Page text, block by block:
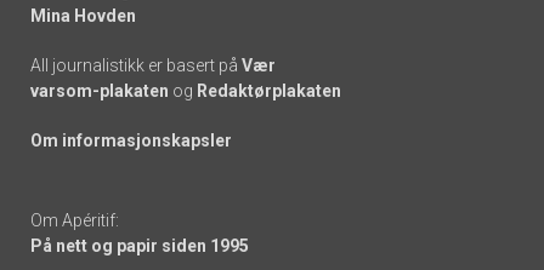
Mina Hovden
All journalistikk er basert på Vær
varsom-plakaten og Redaktørplakaten
Om informasjonskapsler
Om Apéritif:
På nett og papir siden 1995